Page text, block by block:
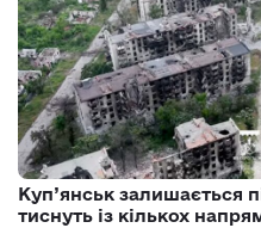
Куп’янськ залишається
тиснуть із кількох